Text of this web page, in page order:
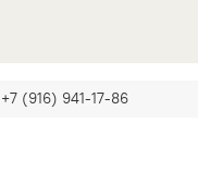
+7 (916) 941-17-86